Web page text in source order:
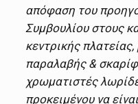
απόφαση του
Συμβουλίου στους
κεντρικής
παραλαβής &
χρωματιστές
προκειμένου να